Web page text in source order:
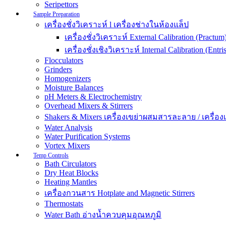
Seripettors
Sample Preparation
เครื่องชั่งวิเคราะห์ l เครื่องช่างในห้องแล็ป
เครื่องชั่งวิเคราะห์ External Calibration
เครื่องชั่งเชิงวิเคราะห์ Internal Calibration
Flocculators
Grinders
Homogenizers
Moisture Balances
pH Meters & Electrochemistry
Overhead Mixers & Stirrers
Shakers & Mixers เครื่องเขย่าผสมสารละลาย / เครื่อง
Water Analysis
Water Purification Systems
Vortex Mixers
Temp Controls
Bath Circulators
Dry Heat Blocks
Heating Mantles
เครื่องกวนสาร Hotplate and Magnetic Stirrers
Thermostats
Water Bath อ่างน้ำควบคุมอุณหภูมิ